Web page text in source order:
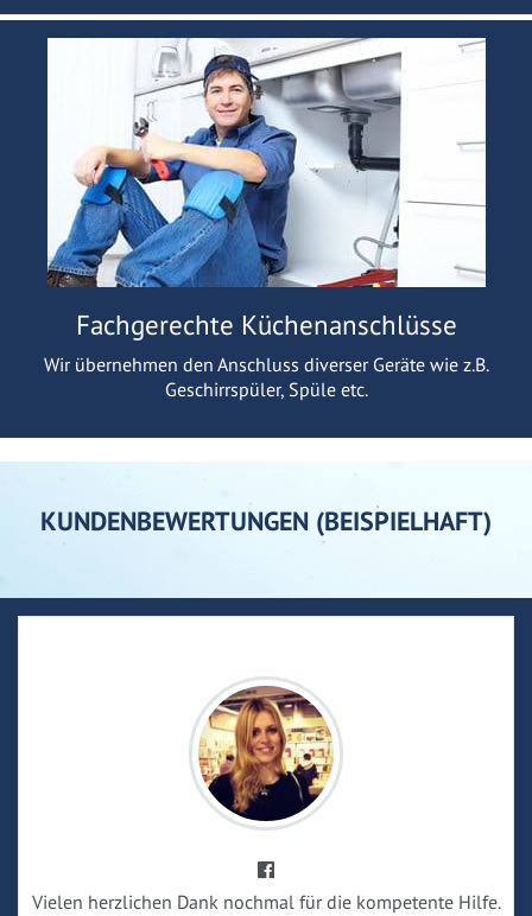
Fachgerechte Küchenanschlüsse
Wir übernehmen den Anschluss diverser Geräte wie z.B.
Geschirrspüler, Spüle etc.
KUNDENBEWERTUNGEN (BEISPIELHAFT)
Vielen herzlichen Dank nochmal für die kompetente Hilfe.